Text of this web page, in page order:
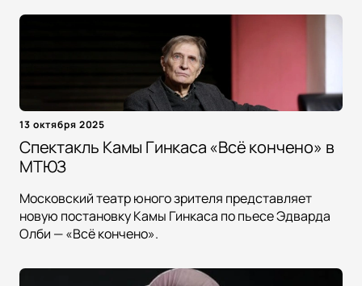
13 октября 2025
Спектакль Камы Гинкаса «Всё кончено» в
МТЮЗ
Московский театр юного зрителя представляет
новую постановку Камы Гинкаса по пьесе Эдварда
Олби — «Всё кончено».